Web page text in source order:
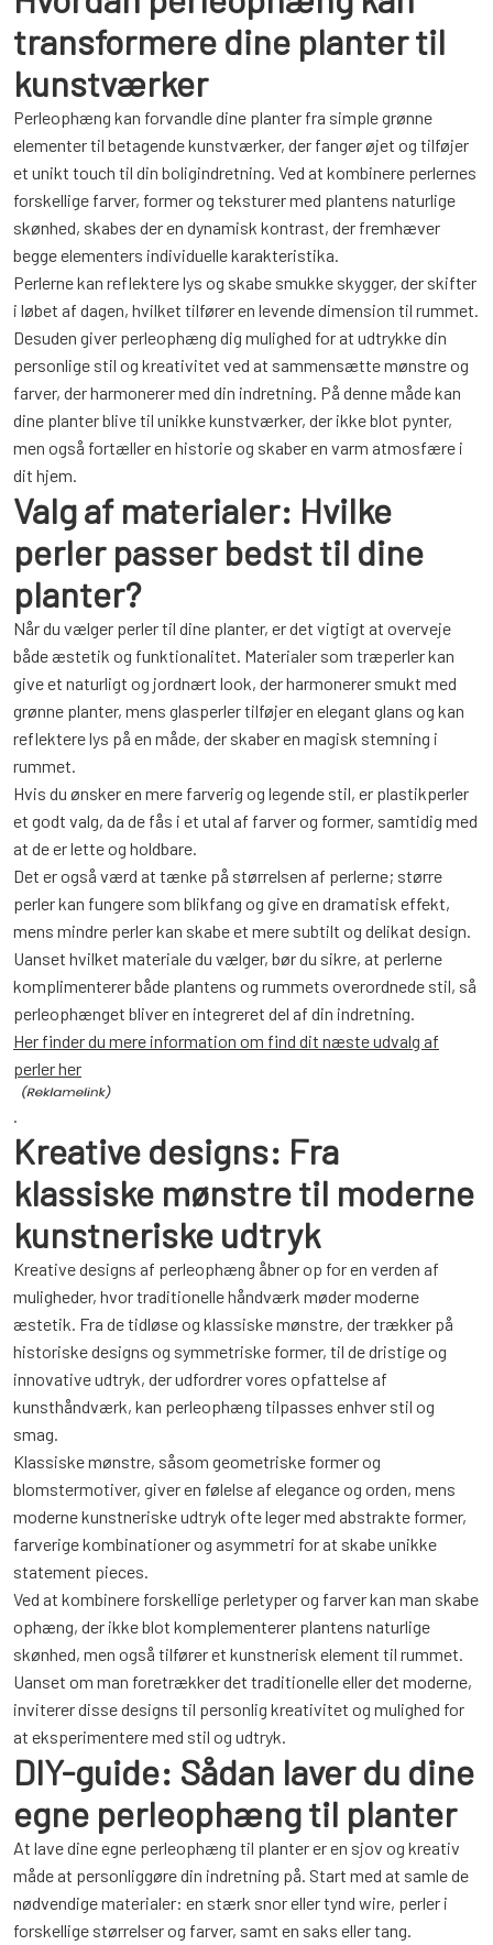
transformere dine planter til
kunstværker
Perleophæng kan forvandle dine planter fra simple grønne
elementer til betagende kunstværker, der fanger øjet og tilføjer
et unikt touch til din boligindretning. Ved at kombinere perlernes
forskellige farver, former og teksturer med plantens naturlige
skønhed, skabes der en dynamisk kontrast, der fremhæver
begge elementers individuelle karakteristika.
Perlerne kan reflektere lys og skabe smukke skygger, der skifter
i løbet af dagen, hvilket tilfører en levende dimension til rummet.
Desuden giver perleophæng dig mulighed for at udtrykke din
personlige stil og kreativitet ved at sammensætte mønstre og
farver, der harmonerer med din indretning. På denne måde kan
dine planter blive til unikke kunstværker, der ikke blot pynter,
men også fortæller en historie og skaber en varm atmosfære i
dit hjem.
Valg af materialer: Hvilke
perler passer bedst til dine
planter?
Når du vælger perler til dine planter, er det vigtigt at overveje
både æstetik og funktionalitet. Materialer som træperler kan
give et naturligt og jordnært look, der harmonerer smukt med
grønne planter, mens glasperler tilføjer en elegant glans og kan
reflektere lys på en måde, der skaber en magisk stemning i
rummet.
Hvis du ønsker en mere farverig og legende stil, er plastikperler
et godt valg, da de fås i et utal af farver og former, samtidig med
at de er lette og holdbare.
Det er også værd at tænke på størrelsen af perlerne; større
perler kan fungere som blikfang og give en dramatisk effekt,
mens mindre perler kan skabe et mere subtilt og delikat design.
Uanset hvilket materiale du vælger, bør du sikre, at perlerne
komplimenterer både plantens og rummets overordnede stil, så
perleophænget bliver en integreret del af din indretning.
Her finder du mere information om find dit næste udvalg af
perler her
Kreative designs: Fra
klassiske mønstre til moderne
kunstneriske udtryk
Kreative designs af perleophæng åbner op for en verden af
muligheder, hvor traditionelle håndværk møder moderne
æstetik. Fra de tidløse og klassiske mønstre, der trækker på
historiske designs og symmetriske former, til de dristige og
innovative udtryk, der udfordrer vores opfattelse af
kunsthåndværk, kan perleophæng tilpasses enhver stil og
smag.
Klassiske mønstre, såsom geometriske former og
blomstermotiver, giver en følelse af elegance og orden, mens
moderne kunstneriske udtryk ofte leger med abstrakte former,
farverige kombinationer og asymmetri for at skabe unikke
statement pieces.
Ved at kombinere forskellige perletyper og farver kan man skabe
ophæng, der ikke blot komplementerer plantens naturlige
skønhed, men også tilfører et kunstnerisk element til rummet.
Uanset om man foretrækker det traditionelle eller det moderne,
inviterer disse designs til personlig kreativitet og mulighed for
at eksperimentere med stil og udtryk.
DIY-guide: Sådan laver du dine
egne perleophæng til planter
At lave dine egne perleophæng til planter er en sjov og kreativ
måde at personliggøre din indretning på. Start med at samle de
nødvendige materialer: en stærk snor eller tynd wire, perler i
forskellige størrelser og farver, samt en saks eller tang.